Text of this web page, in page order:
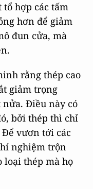
tổ hợp các tấm
hơn để giảm
đun cửa, mà
rằng thép cao
giảm trọng
Điều này có
bởi thép thì chỉ
Để vươn tới các
nghiệm trộn
loại thép mà họ